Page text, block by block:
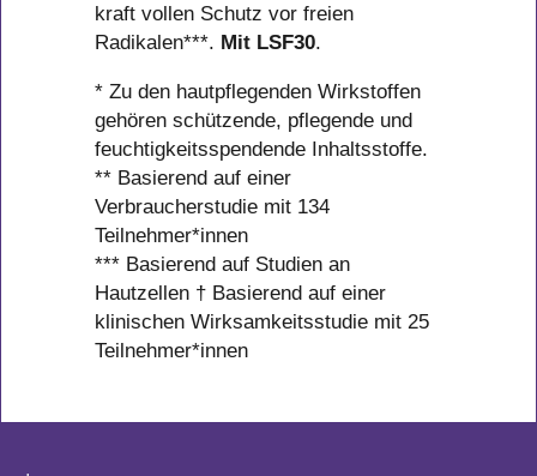
kraft vollen Schutz vor freien
Radikalen***. Mit LSF30.
* Zu den hautpflegenden Wirkstoffen
gehören schützende, pflegende und
feuchtigkeitsspendende Inhaltsstoffe.
** Basierend auf einer
Verbraucherstudie mit 134
Teilnehmer*innen
*** Basierend auf Studien an
Hautzellen † Basierend auf einer
klinischen Wirksamkeitsstudie mit 25
Teilnehmer*innen